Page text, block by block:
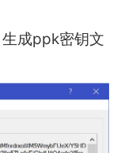
生成ppk密钥文